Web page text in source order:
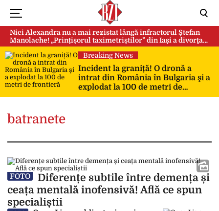
Nici Alexandra nu a mai rezistat lângă infractorul Ștefan
Manolache! „Prințișorul taximetriștilor” din Iași a divorţat
după doi ani de căsnicie
Breaking News
Incident la graniță! O dronă a
intrat din România în Bulgaria şi a
explodat la 100 de metri de
frontieră
batranete
FOTO
Diferențe subtile între demența și
ceața mentală inofensivă! Află ce spun
specialiștii